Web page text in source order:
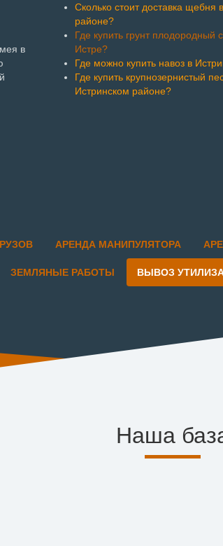
в
Сколько стоит доставка щебня
районе?
Где купить грунт плодородный
Истре?
Где можно купить навоз в
Где купить крупнозернистый
Истринском районе?
АРЕНДА МАНИПУЛЯТОРА
ЗЕМЛЯНЫЕ РАБОТЫ ВЫВОЗ
Наша